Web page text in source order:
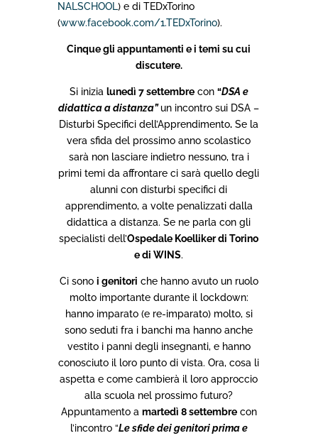
NALSCHOOL) e di TEDxTorino
(www.facebook.com/1.TEDxTorino).
Cinque gli appuntamenti e i temi su cui
discutere.
Si inizia lunedì 7 settembrecon “DSA e
didattica a distanza” un incontro sui DSA –
Disturbi Specifici dell’Apprendimento. Se la
vera sfida del prossimo anno scolastico
sarà non lasciare indietro nessuno, tra i
primi temi da affrontare ci sarà quello degli
alunni con disturbi specifici di
apprendimento, a volte penalizzati dalla
didattica a distanza. Se ne parla con gli
specialisti dell’Ospedale Koelliker di Torino
e di WINS.
Ci sono i genitori che hanno avuto un ruolo
molto importante durante il lockdown:
hanno imparato (e re-imparato) molto, si
sono seduti fra i banchi ma hanno anche
vestito i panni degli insegnanti, e hanno
conosciuto il loro punto di vista. Ora, cosa li
aspetta e come cambierà il loro approccio
alla scuola nel prossimo futuro?
Appuntamento a martedì 8 settembrecon
l’incontro “Le sfide dei genitori prima e